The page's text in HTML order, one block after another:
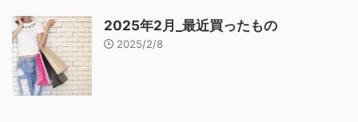
2025年2月_最近買ったもの
2025/2/8